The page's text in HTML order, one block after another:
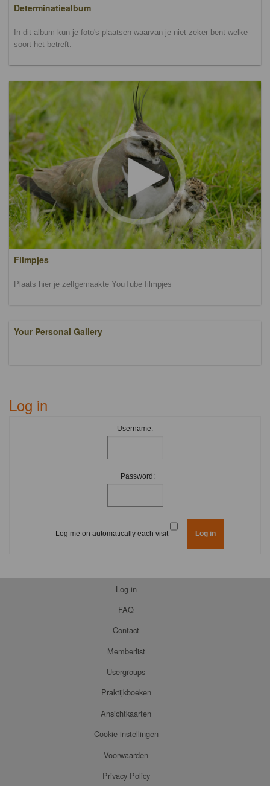
Determinatiealbum
In dit album kun je foto's plaatsen waarvan je niet zeker bent welke
soort het betreft.
Filmpjes
Plaats hier je zelfgemaakte YouTube filmpjes
Your Personal Gallery
Log in
Username:
Password:
Log me on automatically each visit
Log in
FAQ
Contact
Memberlist
Usergroups
Praktijkboeken
Ansichtkaarten
Cookie instellingen
Voorwaarden
Privacy Policy